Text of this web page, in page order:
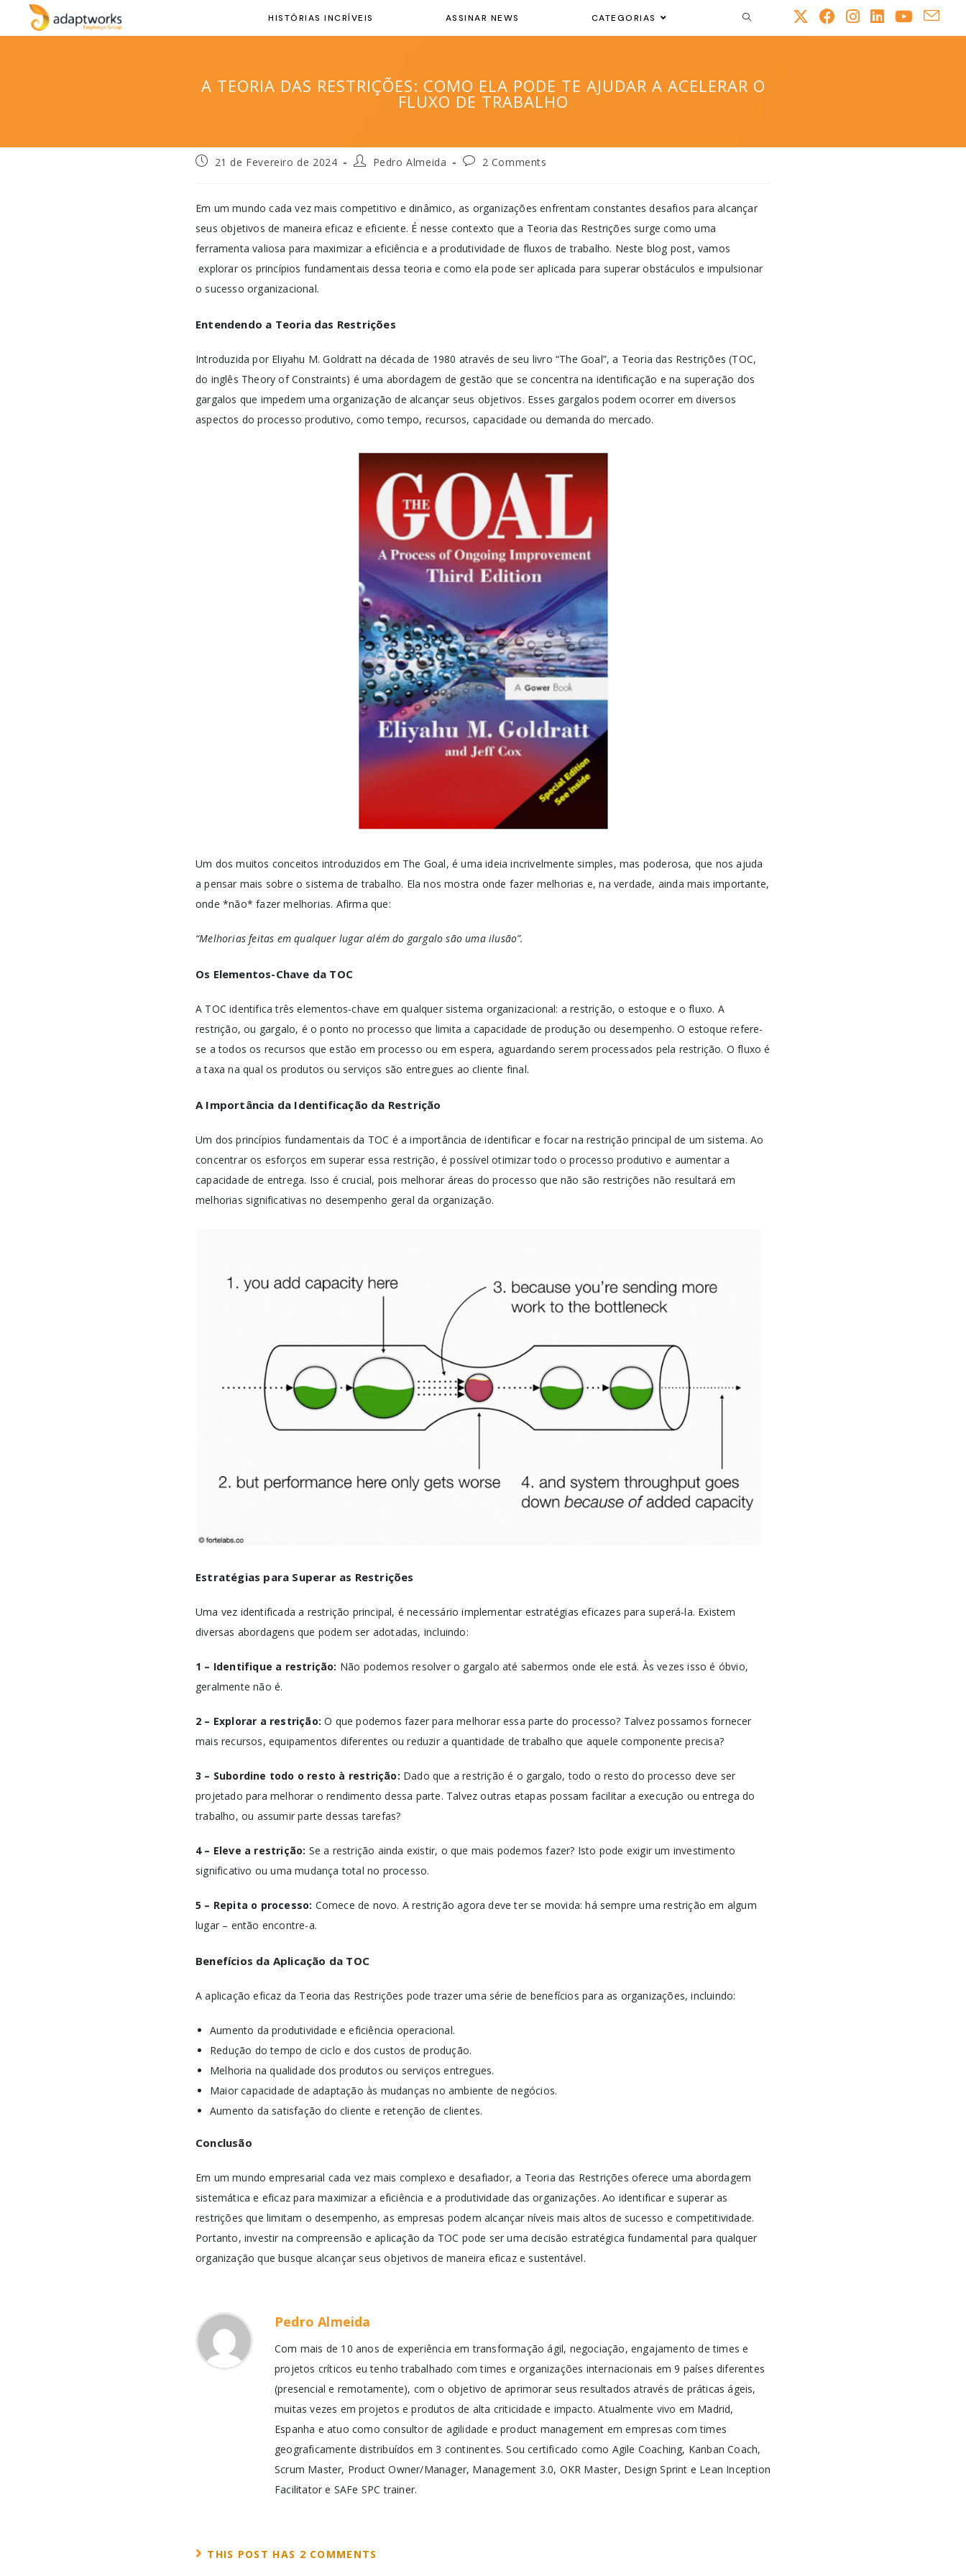
HISTÓRIAS INCRÍVEIS ASSINAR NEWS CATEGORIAS
A TEORIA DAS RESTRIÇÕES: COMO ELA PODE TE AJUDAR A ACELERAR O
FLUXO DE TRABALHO
21 de Fevereiro de 2024 Pedro Almeida 2 Comments
Em um mundo cada vez mais competitivo e dinâmico, as organizações enfrentam constantes desafios para alcançar
seus objetivos de maneira eficaz e eficiente. É nesse contexto que a Teoria das Restrições surge como uma
ferramenta valiosa para maximizar a eficiência e a produtividade de fluxos de trabalho. Neste blog post, vamos
explorar os princípios fundamentais dessa teoria e como ela pode ser aplicada para superar obstáculos e impulsionar
o sucesso organizacional.
Entendendo a Teoria das Restrições
Introduzida por Eliyahu M. Goldratt na década de 1980 através de seu livro “The Goal”, a Teoria das Restrições (TOC,
do inglês Theory of Constraints) é uma abordagem de gestão que se concentra na identificação e na superação dos
gargalos que impedem uma organização de alcançar seus objetivos. Esses gargalos podem ocorrer em diversos
aspectos do processo produtivo, como tempo, recursos, capacidade ou demanda do mercado.
Um dos muitos conceitos introduzidos em The Goal, é uma ideia incrivelmente simples, mas poderosa, que nos ajuda
a pensar mais sobre o sistema de trabalho. Ela nos mostra onde fazer melhorias e, na verdade, ainda mais importante,
onde *não* fazer melhorias. Afirma que:
“Melhorias feitas em qualquer lugar além do gargalo são uma ilusão”.
Os Elementos-Chave da TOC
A TOC identifica três elementos-chave em qualquer sistema organizacional: a restrição, o estoque e o fluxo. A
restrição, ou gargalo, é o ponto no processo que limita a capacidade de produção ou desempenho. O estoque refere-
se a todos os recursos que estão em processo ou em espera, aguardando serem processados pela restrição. O fluxo é
a taxa na qual os produtos ou serviços são entregues ao cliente final.
A Importância da Identificação da Restrição
Um dos princípios fundamentais da TOC é a importância de identificar e focar na restrição principal de um sistema. Ao
concentrar os esforços em superar essa restrição, é possível otimizar todo o processo produtivo e aumentar a
capacidade de entrega. Isso é crucial, pois melhorar áreas do processo que não são restrições não resultará em
melhorias significativas no desempenho geral da organização.
Estratégias para Superar as Restrições
Uma vez identificada a restrição principal, é necessário implementar estratégias eficazes para superá-la. Existem
diversas abordagens que podem ser adotadas, incluindo:
1 – Identifique a restrição: Não podemos resolver o gargalo até sabermos onde ele está. Às vezes isso é óbvio,
geralmente não é.
2 – Explorar a restrição:O que podemos fazer para melhorar essa parte do processo? Talvez possamos fornecer
mais recursos, equipamentos diferentes ou reduzir a quantidade de trabalho que aquele componente precisa?
3 – Subordine todo o resto à restrição: Dado que a restrição é o gargalo, todo o resto do processo deve ser
projetado para melhorar o rendimento dessa parte. Talvez outras etapas possam facilitar a execução ou entrega do
trabalho, ou assumir parte dessas tarefas?
4 – Eleve a restrição: Se a restrição ainda existir, o que mais podemos fazer? Isto pode exigir um investimento
significativo ou uma mudança total no processo.
5 – Repita o processo: Comece de novo. A restrição agora deve ter se movida: há sempre uma restrição em algum
lugar – então encontre-a.
Benefícios da Aplicação da TOC
A aplicação eficaz da Teoria das Restrições pode trazer uma série de benefícios para as organizações, incluindo:
Aumento da produtividade e eficiência operacional.
Redução do tempo de ciclo e dos custos de produção.
Melhoria na qualidade dos produtos ou serviços entregues.
Maior capacidade de adaptação às mudanças no ambiente de negócios.
Aumento da satisfação do cliente e retenção de clientes.
Conclusão
Em um mundo empresarial cada vez mais complexo e desafiador, a Teoria das Restrições oferece uma abordagem
sistemática e eficaz para maximizar a eficiência e a produtividade das organizações. Ao identificar e superar as
restrições que limitam o desempenho, as empresas podem alcançar níveis mais altos de sucesso e competitividade.
Portanto, investir na compreensão e aplicação da TOC pode ser uma decisão estratégica fundamental para qualquer
organização que busque alcançar seus objetivos de maneira eficaz e sustentável.
Pedro Almeida
Com mais de 10 anos de experiência em transformação ágil, negociação, engajamento de times e
projetos críticos eu tenho trabalhado com times e organizações internacionais em 9 países diferentes
(presencial e remotamente), com o objetivo de aprimorar seus resultados através de práticas ágeis,
muitas vezes em projetos e produtos de alta criticidade e impacto. Atualmente vivo em Madrid,
Espanha e atuo como consultor de agilidade e product management em empresas com times
geograficamente distribuídos em 3 continentes. Sou certificado como Agile Coaching, Kanban Coach,
Scrum Master, Product Owner/Manager, Management 3.0, OKR Master, Design Sprint e Lean Inception
Facilitator e SAFe SPC trainer.
THIS POST HAS 2 COMMENTS